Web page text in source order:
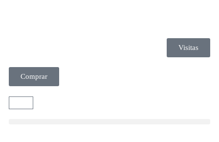
Visitas
Comprar